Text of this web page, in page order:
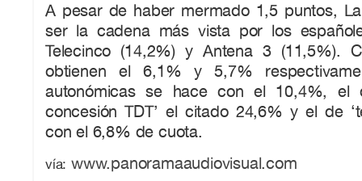
A pesar de haber mermado 1,5 puntos,
ser la cadena más vista por los
Telecinco (14,2%) y Antena 3 (11,5%).
obtienen el 6,1% y 5,7%
autonómicas se hace con el 10,4%, el
concesión TDT’ el citado 24,6% y el de
con el 6,8% de cuota.
vía: www.panoramaaudiovisual.com